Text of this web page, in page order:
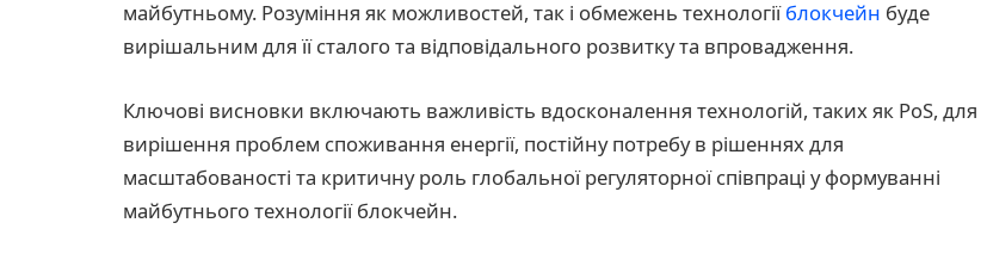
майбутньому. Розуміння як можливостей, так і обмежень технологіїблокчейн буде
вирішальним для її сталого та відповідального розвитку та впровадження.
Ключові висновки включають важливість вдосконалення технологій, таких як PoS, для
вирішення проблем споживання енергії, постійну потребу в рішеннях для
масштабованості та критичну роль глобальної регуляторної співпраці у формуванні
майбутнього технології блокчейн.